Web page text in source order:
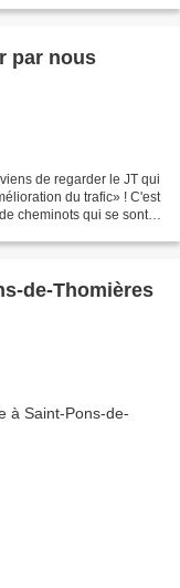
par nous
de regarder le JT qui
du trafic» ! C'est
cheminots qui se sont
de-Thomières